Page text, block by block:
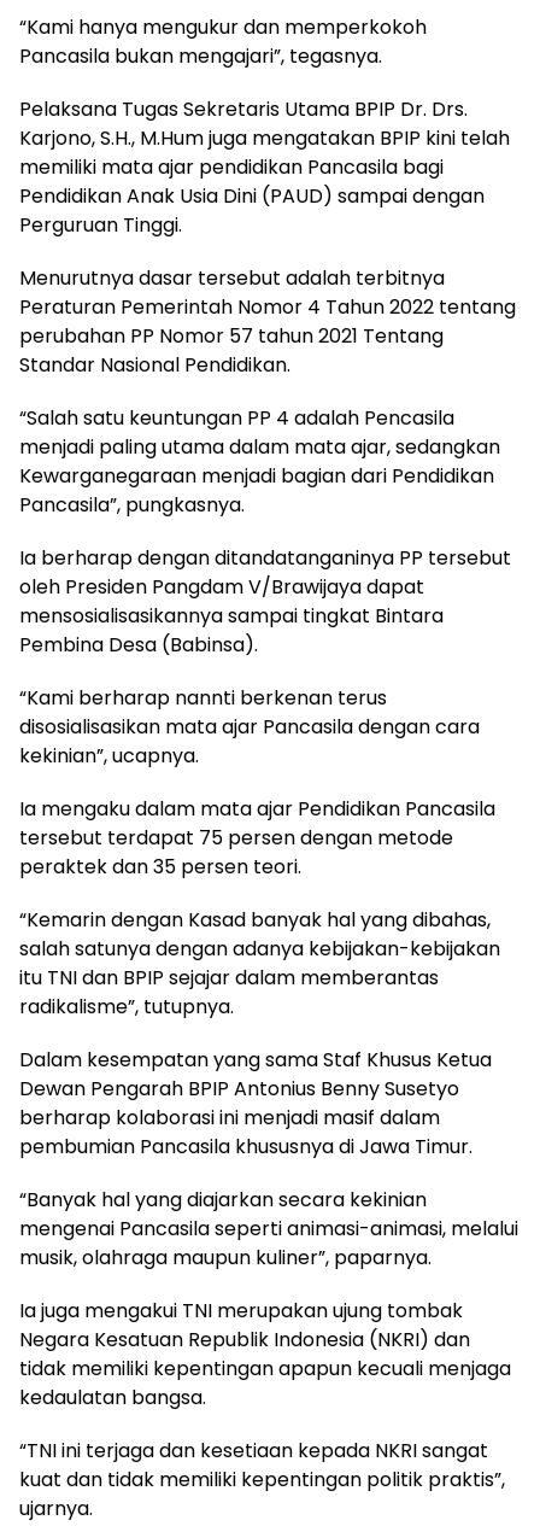
“Kami hanya mengukur dan memperkokoh
Pancasila bukan mengajari”, tegasnya.
Pelaksana Tugas Sekretaris Utama BPIP Dr. Drs.
Karjono, S.H., M.Hum juga mengatakan BPIP kini telah
memiliki mata ajar pendidikan Pancasila bagi
Pendidikan Anak Usia Dini (PAUD) sampai dengan
Perguruan Tinggi.
Menurutnya dasar tersebut adalah terbitnya
Peraturan Pemerintah Nomor 4 Tahun 2022 tentang
perubahan PP Nomor 57 tahun 2021 Tentang
Standar Nasional Pendidikan.
“Salah satu keuntungan PP 4 adalah Pencasila
menjadi paling utama dalam mata ajar, sedangkan
Kewarganegaraan menjadi bagian dari Pendidikan
Pancasila”, pungkasnya.
Ia berharap dengan ditandatanganinya PP tersebut
oleh Presiden Pangdam V/Brawijaya dapat
mensosialisasikannya sampai tingkat Bintara
Pembina Desa (Babinsa).
“Kami berharap nannti berkenan terus
disosialisasikan mata ajar Pancasila dengan cara
kekinian”, ucapnya.
Ia mengaku dalam mata ajar Pendidikan Pancasila
tersebut terdapat 75 persen dengan metode
peraktek dan 35 persen teori.
“Kemarin dengan Kasad banyak hal yang dibahas,
salah satunya dengan adanya kebijakan-kebijakan
itu TNI dan BPIP sejajar dalam memberantas
radikalisme”, tutupnya.
Dalam kesempatan yang sama Staf Khusus Ketua
Dewan Pengarah BPIP Antonius Benny Susetyo
berharap kolaborasi ini menjadi masif dalam
pembumian Pancasila khususnya di Jawa Timur.
“Banyak hal yang diajarkan secara kekinian
mengenai Pancasila seperti animasi-animasi, melalui
musik, olahraga maupun kuliner”, paparnya.
Ia juga mengakui TNI merupakan ujung tombak
Negara Kesatuan Republik Indonesia (NKRI) dan
tidak memiliki kepentingan apapun kecuali menjaga
kedaulatan bangsa.
“TNI ini terjaga dan kesetiaan kepada NKRI sangat
kuat dan tidak memiliki kepentingan politik praktis”,
ujarnya.